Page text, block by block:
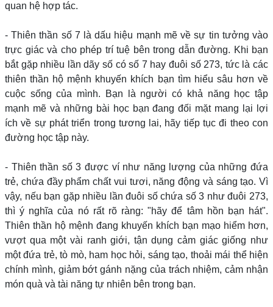
quan hệ hợp tác.
- Thiên thần số 7 là dấu hiệu mạnh mẽ về sự tin tưởng vào
trực giác và cho phép trí tuệ bên trong dẫn đường. Khi bạn
bắt gặp nhiều lần dãy số có số 7 hay đuôi số 273, tức là các
thiên thần hộ mệnh khuyến khích bạn tìm hiểu sâu hơn về
cuộc sống của mình. Bạn là người có khả năng học tập
mạnh mẽ và những bài học bạn đang đối mặt mang lại lợi
ích về sự phát triển trong tương lai, hãy tiếp tục đi theo con
đường học tập này.
- Thiên thần số 3 được ví như năng lượng của những đứa
trẻ, chứa đầy phẩm chất vui tươi, năng động và sáng tạo. Vì
vậy, nếu bạn gặp nhiều lần đuôi số chứa số 3 như đuôi 273,
thì ý nghĩa của nó rất rõ ràng: "hãy để tâm hồn bạn hát".
Thiên thần hộ mệnh đang khuyến khích bạn mạo hiểm hơn,
vượt qua một vài ranh giới, tận dụng cảm giác giống như
một đứa trẻ, tò mò, ham học hỏi, sáng tạo, thoải mái thể hiện
chính mình, giảm bớt gánh nặng của trách nhiệm, cảm nhận
món quà và tài năng tự nhiên bên trong bạn.